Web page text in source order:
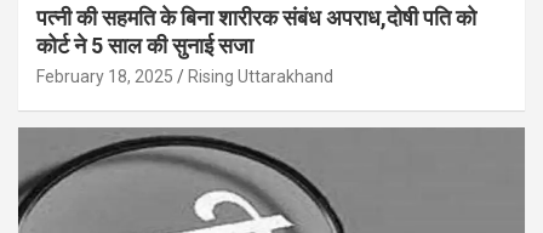
पत्नी की सहमति के बिना शारीरक संबंध अपराध,दोषी पति को
कोर्ट ने 5 साल की सुनाई सजा
February 18, 2025 Rising Uttarakhand